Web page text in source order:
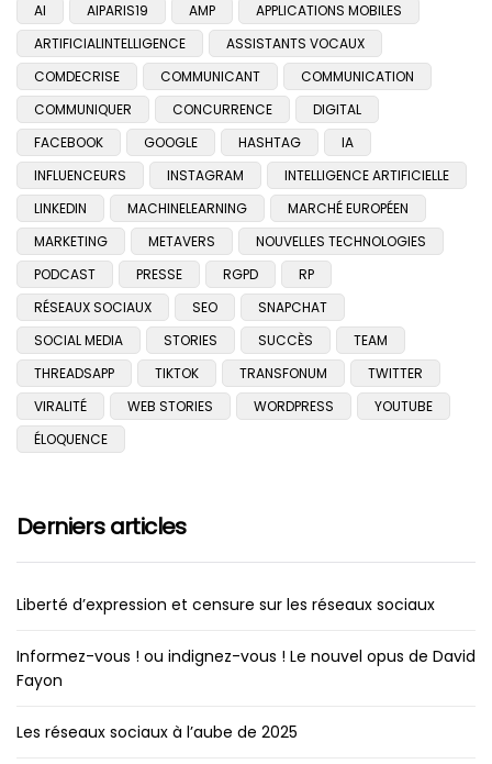
AI AIPARIS19 AMP
APPLICATIONS MOBILES
ARTIFICIALINTELLIGENCE
ASSISTANTS VOCAUX
COMDECRISE
COMMUNICANT
COMMUNICATION
COMMUNIQUER
CONCURRENCE
DIGITAL
FACEBOOK
GOOGLE HASHTAG
IA
INFLUENCEURS
INSTAGRAM
INTELLIGENCE ARTIFICIELLE
LINKEDIN
MACHINELEARNING
MARCHÉ EUROPÉEN
MARKETING
METAVERS
NOUVELLES TECHNOLOGIES
PODCAST
PRESSE RGPD
RP
RÉSEAUX SOCIAUX
SEO
SNAPCHAT
SOCIAL MEDIA
STORIES SUCCÈS
TEAM
THREADSAPP
TIKTOK TRANSFONUM
TWITTER
VIRALITÉ
WEB STORIES WORDPRESS
YOUTUBE
ÉLOQUENCE
Derniers articles
Liberté d’expression et censure sur les réseaux sociaux
Informez-vous ! ou indignez-vous ! Le nouvel opus de David
Fayon
Les réseaux sociaux à l’aube de 2025